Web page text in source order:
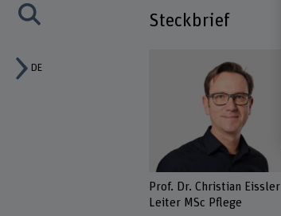
DE
Steckbrief
Prof. Dr. Christian Eissler
Leiter MSc Pflege